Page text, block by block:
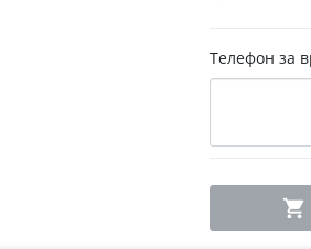
Телефон за
